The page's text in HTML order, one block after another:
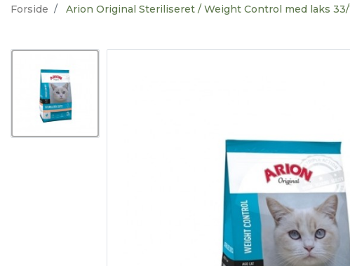
Forside Arion Original Steriliseret / Weight Control med laks 33/